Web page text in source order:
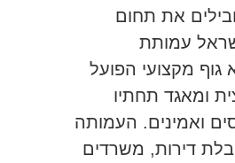
את תחום
עמותת
גוף מקצועי הפועל
ומאגד תחתיו
ואמינים. העמותה
דירות, משרדים